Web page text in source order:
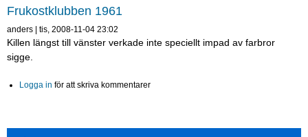
Frukostklubben 1961
anders tis, 2008-11-04 23:02
Killen längst till vänster verkade inte speciellt impad av farbror
sigge.
Logga in för att skriva kommentarer